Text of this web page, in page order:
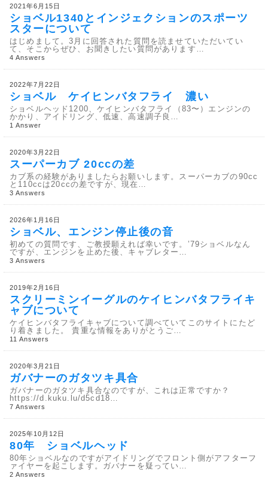
2021年6月15日
ショベル1340とインジェクションのスポーツ
スターについて
はじめまして。3月に回答された質問を読ませていただいてい
て、そこからぜひ、お聞きしたい質問があります…
4 Answers
2022年7月22日
ショベル ケイヒンバタフライ 濃い
ショベルヘッド1200、ケイヒンバタフライ（83〜）エンジンの
かかり、アイドリング、低速、高速調子良…
1 Answer
2020年3月22日
スーパーカブ 20ccの差
カブ系の経験がありましたらお願いします。スーパーカブの90cc
と110ccは20ccの差ですが、現在…
3 Answers
2026年1月16日
ショベル、エンジン停止後の音
初めての質問です、ご教授願えれば幸いです。’79ショベルなん
ですが、エンジンを止めた後、キャブレター…
3 Answers
2019年2月16日
スクリーミンイーグルのケイヒンバタフライキ
ャブについて
ケイヒンバタフライキャブについて調べていてこのサイトにたど
り着きました。 貴重な情報をありがとうご…
11 Answers
2020年3月21日
ガバナーのガタツキ具合
ガバナーのガタツキ具合なのですが、これは正常ですか？
https://d.kuku.lu/d5cd18…
7 Answers
2025年10月12日
80年 ショベルヘッド
80年ショベルなのですがアイドリングでフロント側がアフターフ
ァイヤーを起こします。ガバナーを疑ってい…
2 Answers